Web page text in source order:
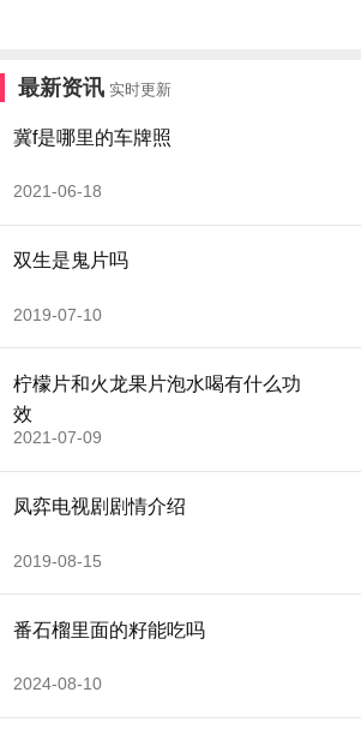
最新资讯 实时更新
冀f是哪里的车牌照
2021-06-18
双生是鬼片吗
2019-07-10
柠檬片和火龙果片泡水喝有什么功
效
2021-07-09
凤弈电视剧剧情介绍
2019-08-15
番石榴里面的籽能吃吗
2024-08-10